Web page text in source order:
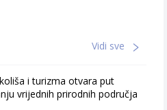
Vidi sve
i turizma otvara put
vrijednih prirodnih područja